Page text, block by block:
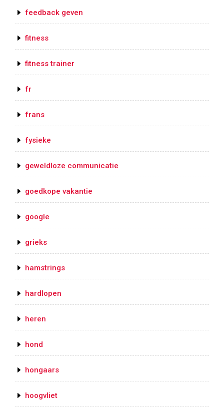
feedback geven
fitness
fitness trainer
fr
frans
fysieke
geweldloze communicatie
goedkope vakantie
google
grieks
hamstrings
hardlopen
heren
hond
hongaars
hoogvliet